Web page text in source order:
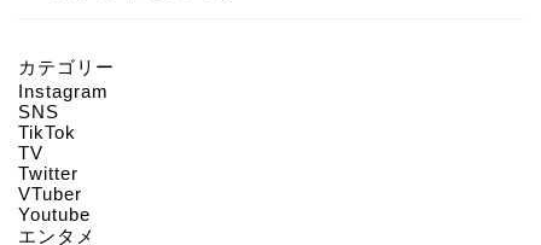
カテゴリー
Instagram
SNS
TikTok
TV
Twitter
VTuber
Youtube
エンタメ